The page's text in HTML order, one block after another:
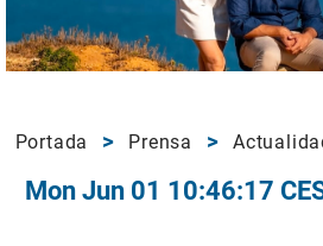
Portada Prensa
Mon Jun 01 10:46:17